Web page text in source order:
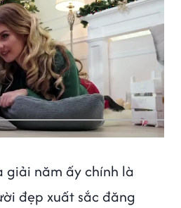
giải năm ấy chính là
đẹp xuất sắc đăng